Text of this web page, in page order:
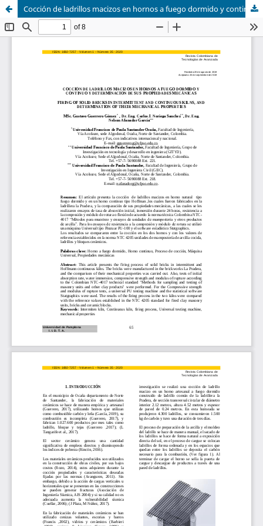
Cocción de ladrillos macizos en hornos a fuego dormido y continuo y determinación de sus propiedades mecánicas